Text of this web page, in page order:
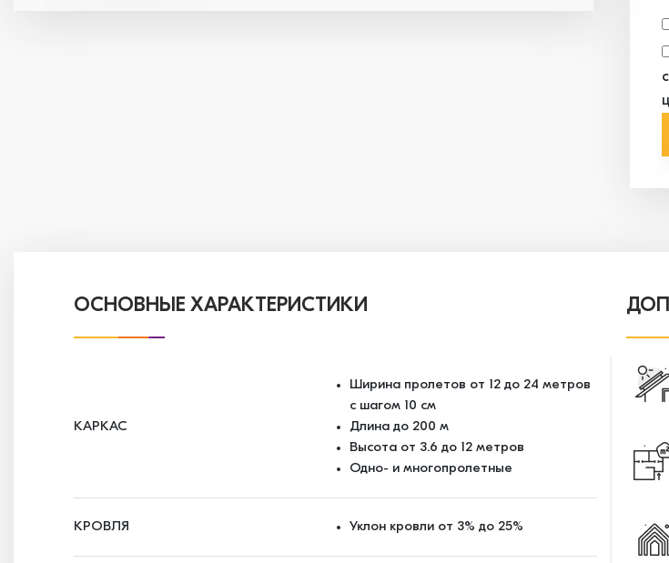
ОСНОВНЫЕ ХАРАКТЕРИСТИКИ
КАРКАС
Ширина пролетов от 12 до 24 метров
с шагом 10 см
Длина до 200 м
Высота от 3.6 до 12 метров
Одно- и многопролетные
КРОВЛЯ Уклон кровли от 3% до 25%